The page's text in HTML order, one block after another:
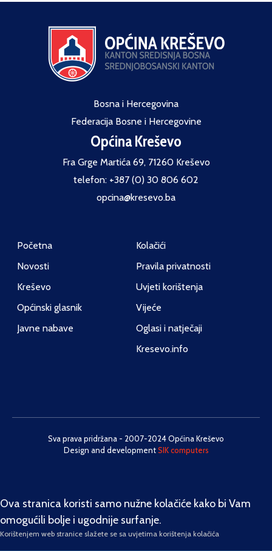
Bosna i Hercegovina
Federacija Bosne i Hercegovine
Općina Kreševo
Fra Grge Martića 69, 71260 Kreševo
telefon: +387 (0) 30 806 602
opcina@kresevo.ba
Početna
Novosti
Kreševo
Općinski glasnik
Javne nabave
Kolačići
Pravila privatnosti
Uvjeti korištenja
Vijeće
Oglasi i natječaji
Kresevo.info
Sva prava pridržana - 2007-2024 Općina Kreševo
Design and developmentSIK computers
Ova stranica koristi samo nužne kolačiće kako bi Vam
omogućili bolje i ugodnije surfanje.
Korištenjem web stranice slažete se sa uvjetima korištenja kolačića